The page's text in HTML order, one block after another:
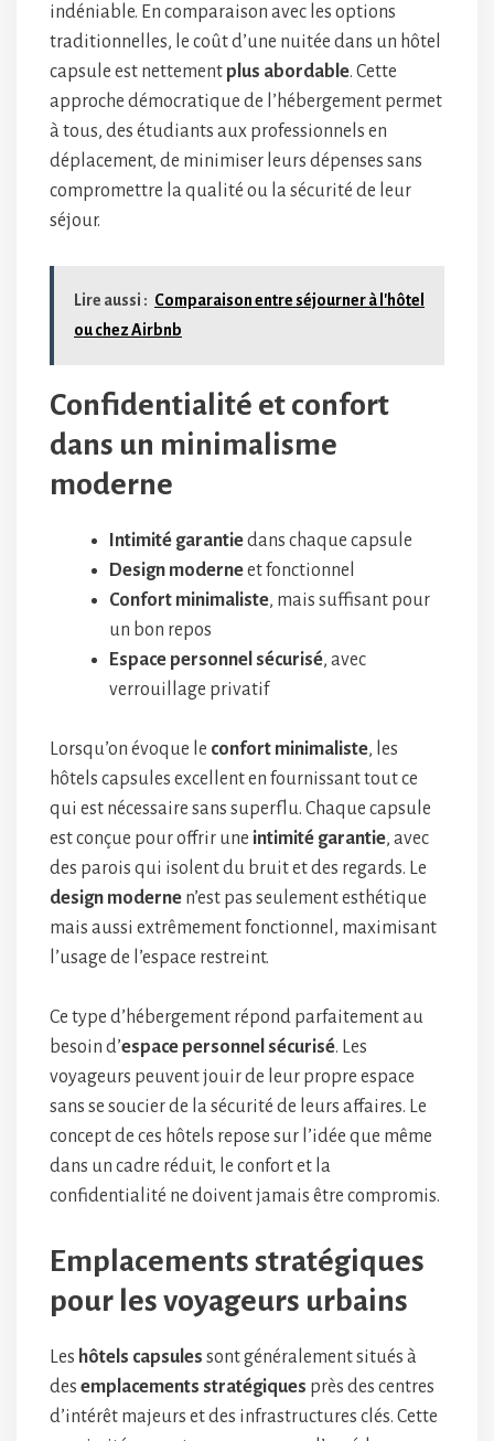
indéniable. En comparaison avec les options
traditionnelles, le coût d’une nuitée dans un hôtel
capsule est nettement plus abordable. Cette
approche démocratique de l’hébergement permet
à tous, des étudiants aux professionnels en
déplacement, de minimiser leurs dépenses sans
compromettre la qualité ou la sécurité de leur
séjour.
Lire aussi : Comparaison entre séjourner à l'hôtel
ou chez Airbnb
Confidentialité et confort
dans un minimalisme
moderne
Intimité garantiedans chaque capsule
Design moderneet fonctionnel
Confort minimaliste, mais suffisant pour
un bon repos
Espace personnel sécurisé, avec
verrouillage privatif
Lorsqu’on évoque le confort minimaliste, les
hôtels capsules excellent en fournissant tout ce
qui est nécessaire sans superflu. Chaque capsule
est conçue pour offrir une intimité garantie, avec
des parois qui isolent du bruit et des regards. Le
design moderne n’est pas seulement esthétique
mais aussi extrêmement fonctionnel, maximisant
l’usage de l’espace restreint.
Ce type d’hébergement répond parfaitement au
besoin d’espace personnel sécurisé. Les
voyageurs peuvent jouir de leur propre espace
sans se soucier de la sécurité de leurs affaires. Le
concept de ces hôtels repose sur l’idée que même
dans un cadre réduit, le confort et la
confidentialité ne doivent jamais être compromis.
Emplacements stratégiques
pour les voyageurs urbains
Les hôtels capsules sont généralement situés à
des emplacements stratégiques près des centres
d’intérêt majeurs et des infrastructures clés. Cette